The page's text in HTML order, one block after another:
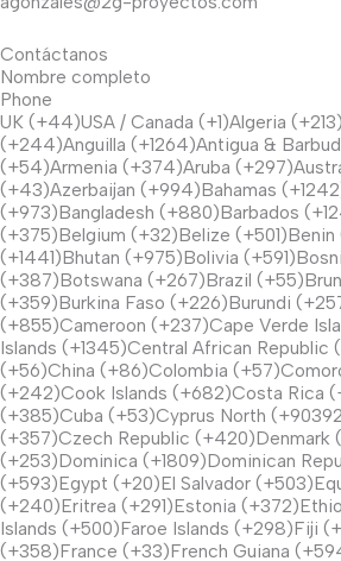
Contáctanos
Nombre completo
Phone
UK (+44)USA / Canada (+1)Algeria
(+244)Anguilla (+1264)Antigua &
(+54)Armenia (+374)Aruba
(+43)Azerbaijan (+994)Bahamas
(+973)Bangladesh (+880)Barbados
(+375)Belgium (+32)Belize
(+1441)Bhutan (+975)Bolivia
(+387)Botswana (+267)Brazil
(+359)Burkina Faso (+226)Burundi
(+855)Cameroon (+237)Cape Verde
Islands (+1345)Central African Republic
(+56)China (+86)Colombia
(+242)Cook Islands (+682)Costa Rica
(+385)Cuba (+53)Cyprus North
(+357)Czech Republic (+420)Denmark
(+253)Dominica (+1809)Dominican
(+593)Egypt (+20)El Salvador
(+240)Eritrea (+291)Estonia
Islands (+500)Faroe Islands (+298)Fiji
(+358)France (+33)French Guiana